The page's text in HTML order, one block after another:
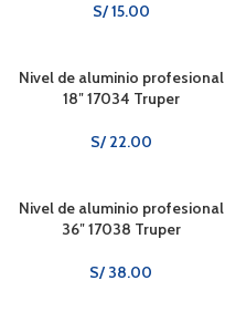
S/15.00
Nivel de aluminio profesional
18″ 17034 Truper
S/22.00
Nivel de aluminio profesional
36″ 17038 Truper
S/ 38.00